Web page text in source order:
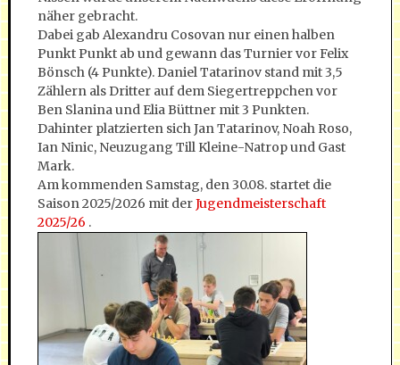
näher gebracht.
Dabei gab Alexandru Cosovan nur einen halben
Punkt Punkt ab und gewann das Turnier vor Felix
Bönsch (4 Punkte). Daniel Tatarinov stand mit 3,5
Zählern als Dritter auf dem Siegertreppchen vor
Ben Slanina und Elia Büttner mit 3 Punkten.
Dahinter platzierten sich Jan Tatarinov, Noah Roso,
Ian Ninic, Neuzugang Till Kleine-Natrop und Gast
Mark.
Am kommenden Samstag, den 30.08. startet die
Saison 2025/2026 mit derJugendmeisterschaft
2025/26 .